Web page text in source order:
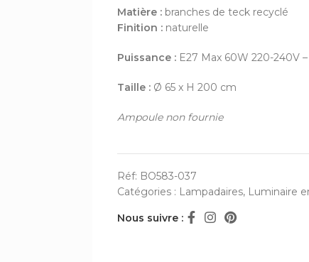
Matière :branches de teck recyclé
Finition :naturelle
Puissance :E27 Max 60W 220-240V
Taille : Ø 65 x H 200 cm
Ampoule non fournie
Réf: BO583-037
Catégories : Lampadaires, Luminaire
Nous suivre :